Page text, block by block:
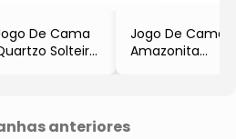
De Cama
Solteiro
Jogo De Cama
Amazonita
anteriores